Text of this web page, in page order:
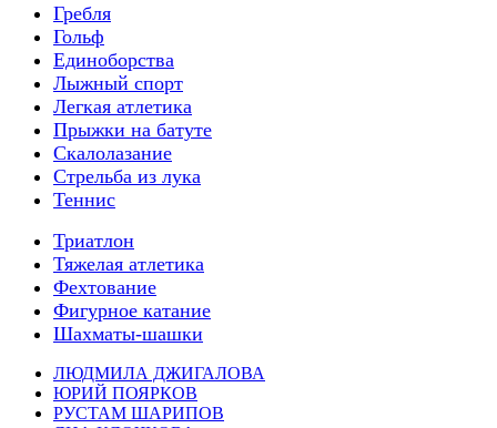
Гребля
Гольф
Единоборства
Лыжный спорт
Легкая атлетика
Прыжки на батуте
Скалолазание
Стрельба из лука
Теннис
Триатлон
Тяжелая атлетика
Фехтование
Фигурное катание
Шахматы-шашки
ЛЮДМИЛА ДЖИГАЛОВА
ЮРИЙ ПОЯРКОВ
РУСТАМ ШАРИПОВ